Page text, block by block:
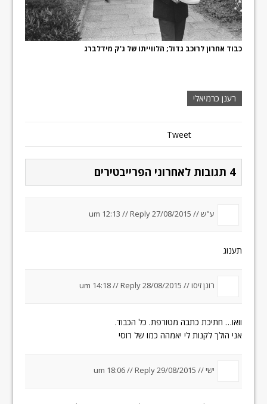
כבוד אחרון לרוכב גדול; הלווייתו של ג'ק מידלברג
רענן כרמיאלי
Tweet
4 תגובות לאחרוני הפרייבטירים
ע"ש // 27/08/2015 um 12:13
//Reply
תענוג
רונן זיסו // 28/08/2015 um 14:18
//Reply
וואו… חתיכת כתבה מטורפת. כל הכבוד.
אני הולך לקנות לי יאמהה כמו של רוסי
ישי // 29/08/2015 um 18:06
//Reply